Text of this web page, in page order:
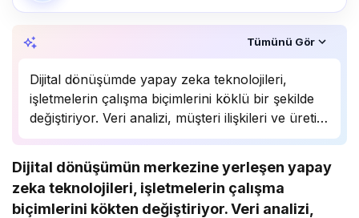
Tümünü Gör
Dijital dönüşümde yapay zeka teknolojileri,
işletmelerin çalışma biçimlerini köklü bir şekilde
değiştiriyor. Veri analizi, müşteri ilişkileri ve üretim
süreçlerinde önemli bir rol oynayan yapay zeka,
Uzmanlar, bu teknolojinin önümüzdeki yıllarda
daha da yaygınlaşarak…
Dijital dönüşümün merkezine yerleşen yapay
zeka teknolojileri, işletmelerin çalışma
biçimlerini kökten değiştiriyor. Veri analizi,